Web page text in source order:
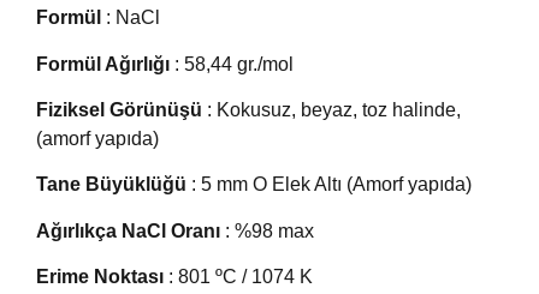
Formül : NaCl
Formül Ağırlığı : 58,44 gr./mol
Fiziksel Görünüşü : Kokusuz, beyaz, toz halinde,
(amorf yapıda)
Tane Büyüklüğü : 5 mm O Elek Altı (Amorf yapıda)
Ağırlıkça NaCl Oranı : %98 max
Erime Noktası : 801 ºC / 1074 K